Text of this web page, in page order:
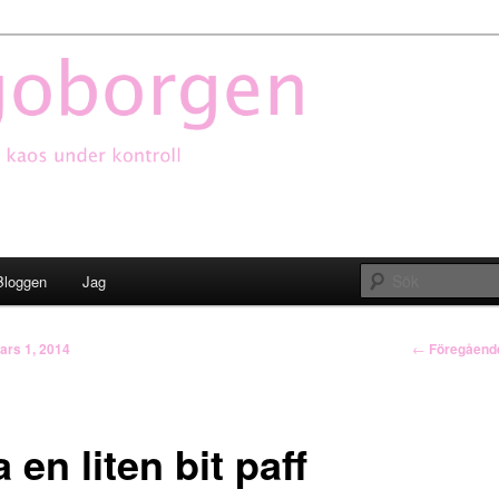
Jag
←
en liten bit paff
1, 2014